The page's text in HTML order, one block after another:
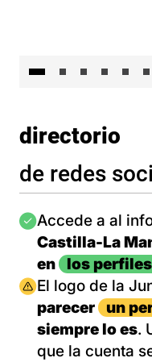
directorio
de redes
Imagen
Accede a al
Castilla-La
en
los
Imagen
El logo de la
parecer
un
siempre lo es.
que la cuenta